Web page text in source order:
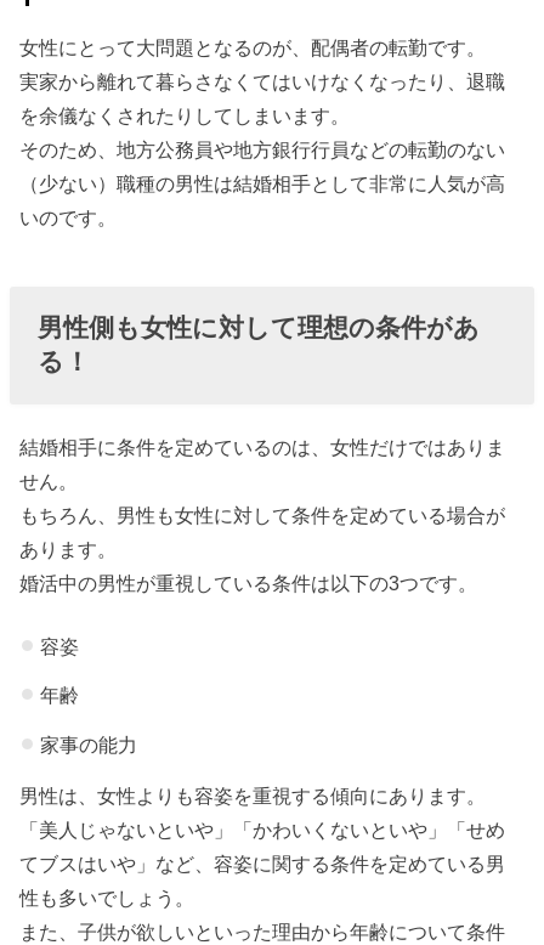
女性にとって大問題となるのが、配偶者の転勤です。
実家から離れて暮らさなくてはいけなくなったり、退職
を余儀なくされたりしてしまいます。
そのため、地方公務員や地方銀行行員などの転勤のない
（少ない）職種の男性は結婚相手として非常に人気が高
いのです。
男性側も女性に対して理想の条件があ
る！
結婚相手に条件を定めているのは、女性だけではありま
せん。
もちろん、男性も女性に対して条件を定めている場合が
あります。
婚活中の男性が重視している条件は以下の3つです。
容姿
年齢
家事の能力
男性は、女性よりも容姿を重視する傾向にあります。
「美人じゃないといや」「かわいくないといや」「せめ
てブスはいや」など、容姿に関する条件を定めている男
性も多いでしょう。
また、子供が欲しいといった理由から年齢について条件